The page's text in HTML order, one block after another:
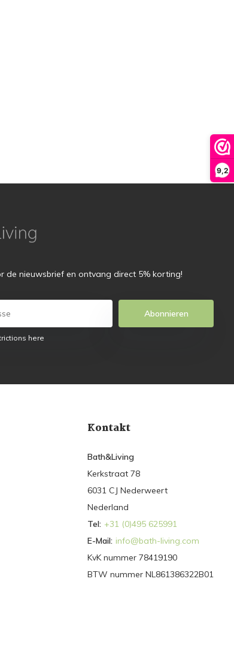
9,2
de nieuwsbrief en ontvang direct 5% korting!
Abonnieren
here
Kontakt
Bath&Living
Kerkstraat 78
6031 CJ Nederweert
Nederland
Tel: +31 (0)495 625991
E-Mail: info@bath-living.com
KvK nummer 78419190
BTW nummer NL861386322B01